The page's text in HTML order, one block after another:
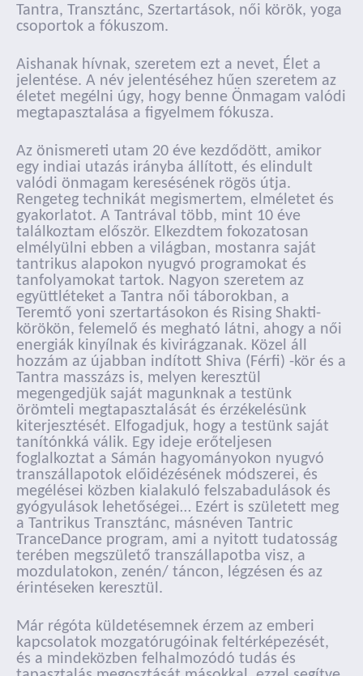
Tantra, Transztánc, Szertartások, női körök, yoga
csoportok a fókuszom.
Aishanak hívnak, szeretem ezt a nevet, Élet a
jelentése. A név jelentéséhez hűen szeretem az
életet megélni úgy, hogy benne Önmagam valódi
megtapasztalása a figyelmem fókusza.
Az önismereti utam 20 éve kezdődött, amikor
egy indiai utazás irányba állított, és elindult
valódi önmagam keresésének rögös útja.
Rengeteg technikát megismertem, elméletet és
gyakorlatot. A Tantrával több, mint 10 éve
találkoztam először. Elkezdtem fokozatosan
elmélyülni ebben a világban, mostanra saját
tantrikus alapokon nyugvó programokat és
tanfolyamokat tartok. Nagyon szeretem az
együttléteket a Tantra női táborokban, a
Teremtő yoni szertartásokon és Rising Shakti-
körökön, felemelő és megható látni, ahogy a női
energiák kinyílnak és kivirágzanak. Közel áll
hozzám az újabban indított Shiva (Férfi) -kör és a
Tantra masszázs is, melyen keresztül
megengedjük saját magunknak a testünk
örömteli megtapasztalását és érzékelésünk
kiterjesztését. Elfogadjuk, hogy a testünk saját
tanítónkká válik. Egy ideje erőteljesen
foglalkoztat a Sámán hagyományokon nyugvó
transzállapotok előidézésének módszerei, és
megélései közben kialakuló felszabadulások és
gyógyulások lehetőségei… Ezért is született meg
a Tantrikus Transztánc, másnéven Tantric
TranceDance program, ami a nyitott tudatosság
terében megszülető transzállapotba visz, a
mozdulatokon, zenén/ táncon, légzésen és az
érintéseken keresztül.
Már régóta küldetésemnek érzem az emberi
kapcsolatok mozgatórugóinak feltérképezését,
és a mindeközben felhalmozódó tudás és